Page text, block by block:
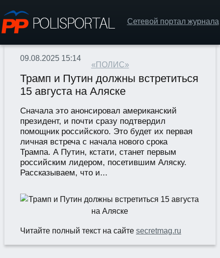
Сетевой портал журнала
«ПОЛИС»
09.08.2025 15:14
Трамп и Путин должны встретиться
15 августа на Аляске
Сначала это анонсировал американский
президент, и почти сразу подтвердил
помощник российского. Это будет их первая
личная встреча с начала нового срока
Трампа. А Путин, кстати, станет первым
российским лидером, посетившим Аляску.
Рассказываем, что и...
Читайте полный текст на сайте secretmag.ru